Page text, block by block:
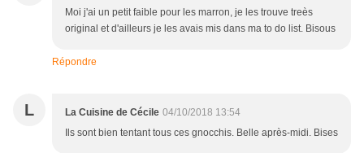
Moi j'ai un petit faible pour les marron, je les trouve treès
original et d'ailleurs je les avais mis dans ma to do list. Bisous
Répondre
L La Cuisine de Cécile 04/10/2018 13:54
Ils sont bien tentant tous ces gnocchis. Belle après-midi. Bises